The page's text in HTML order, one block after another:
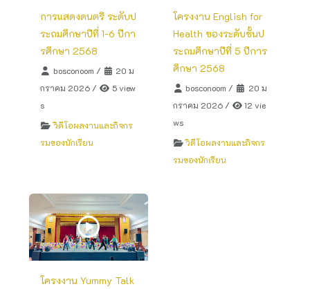
การแสดงดนตรี ระดับป
ระถมศึกษาปีที่ 1-6 ปีกา
รศึกษา 2568
bosconoom /
20 ม
กราคม 2026 /
5 view
s
วิดีโอผลงานและกิจกร
รมของนักเรียน
โครงงาน English for
Health ของระดับชั้นป
ระถมศึกษาปีที่ 5 ปีการ
ศึกษา 2568
bosconoom /
20 ม
กราคม 2026/
12 vie
ws
วิดีโอผลงานและกิจกร
รมของนักเรียน
โครงงาน Yummy Talk